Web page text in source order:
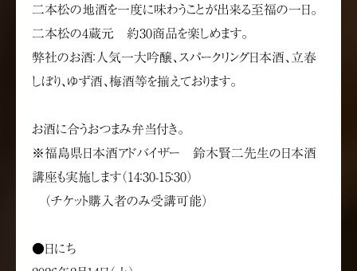
二本松の地酒を一度に味わうことが出来る至福の一日。
二本松の4蔵元 約30商品を楽しめます。
弊社のお酒：人気一大吟醸、スパークリング日本酒、立春
しぼり、ゆず酒、梅酒等を揃えております。
お酒に合うおつまみ弁当付き。
※福島県日本酒アドバイザー 鈴木賢二先生の日本酒
講座も実施します（14：30-15：30）
（チケット購入者のみ受講可能）
●日にち